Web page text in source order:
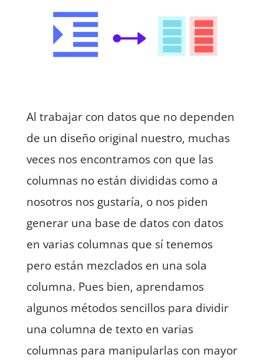
Al trabajar con datos que no dependen
de un diseño original nuestro, muchas
veces nos encontramos con que las
columnas no están divididas como a
nosotros nos gustaría, o nos piden
generar una base de datos con datos
en varias columnas que sí tenemos
pero están mezclados en una sola
columna. Pues bien, aprendamos
algunos métodos sencillos para dividir
una columna de texto en varias
columnas para manipularlas con mayor